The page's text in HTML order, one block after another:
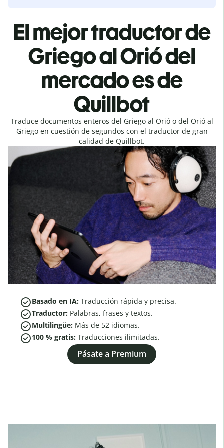
El mejor traductor de
Griego al Orió del
mercado es de
Quillbot
Traduce documentos enteros del Griego al Orió o del Orió al
Griego en cuestión de segundos con el traductor de gran
calidad de Quillbot.
Basado en IA: Traducción rápida y precisa.
Traductor: Palabras, frases y textos.
Multilingüe: Más de 52 idiomas.
100 % gratis: Traducciones ilimitadas.
Pásate a Premium